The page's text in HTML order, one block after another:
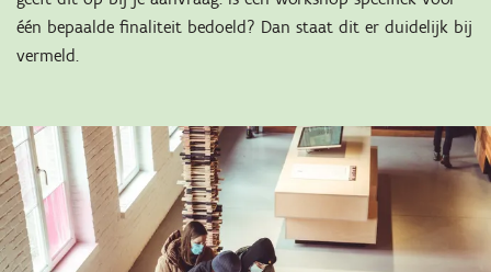
één bepaalde finaliteit bedoeld? Dan staat dit er duidelijk bij
vermeld.